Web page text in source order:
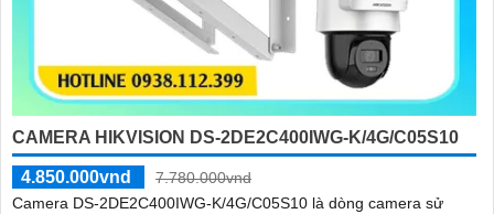
CAMERA HIKVISION DS-2DE2C400IWG-K/4G/C05S10
4.850.000vnd
7.780.000vnd
Camera DS-2DE2C400IWG-K/4G/C05S10 là dòng camera sử